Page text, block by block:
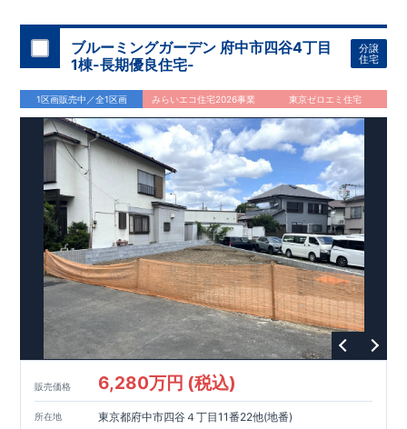
ぷり収納可能です。 ​・玄関ドアは、タグキーやスマートフォン​
アプリで開閉可能な仕様です。 ​ ​【リビング】 ​・リビングにロ
フト付き♪ 勾配天井で天井が高いため開放感がございます♪ ​ ​
【キッチン】 ​・タッチレス水栓付き、食器洗浄乾燥機付き ​・
キッチン天井には木目調のポップアップ天井を採用♪ ​・キッチ
ン壁にアクセントクロスを施しております♪ ​ 【洗面所・浴室】
​・オシャレなオープンスタイルの洗面台・スマートサニタリー
を採用 ​​・浴室暖房換気乾燥機付き ​ ​・7帖洋室の南側屋外は、屋
根付きテラススペースとなっており、 ​ 洗濯物等を干すことが
できます！
​ ​ ​◇アクセス◇ ​小田急線「相模大野」駅までバス２１分、バス
停「麻溝台中学校入口」まで徒歩２分、 ​JR横浜線「古淵」駅ま
でバス１５分、バス停「工業団地入口」まで徒歩６分 ​
◆周辺環境◆
【教育施設】◎ 相模原市立双葉小学校 約450m（徒歩6分）
◎ 相模原市立麻溝台中学校約260m（徒歩4分）◎ 麻溝台保
育園約850m（徒歩12分）◎ 認定こども園さがみひかり幼稚
園約400m（徒歩5分） 【買物施設】 ◎ ユーコープ麻溝店
約750m（徒歩11分） ◎ ローソン・スリーエフ麻溝台中学入口
園 約150m（徒歩2分） ◎ 相模原双葉郵便局 約1,000m（徒
歩14分）
オプション商品のご紹介
ブルーミングガーデン 府中市四谷4丁目
1棟-長期優良住宅-
分譲
住宅
1区画販売中／全1区画 みらいエコ住宅2026事業 東京ゼロエミ住宅
販売価格 6,280万円 (税込)
所在地 東京都府中市四谷４丁目11番22他(地番)